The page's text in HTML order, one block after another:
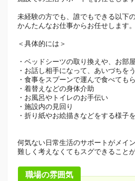
未経験の方でも、誰でもできる以下
かんたんなお仕事からお任せします。
＜具体的には＞
・ベッドシーツの取り換えや、お部
・お話し相手になって、あいづちを
・食事をスプーンで運んで食べても
・着替えなどの身体介助
・お風呂やトイレのお手伝い
・施設内の見回り
・折り紙やお絵描きなどをする様子
何気ない日常生活のサポートがメイン
難しく考えなくてもスグできること
職場の雰囲気